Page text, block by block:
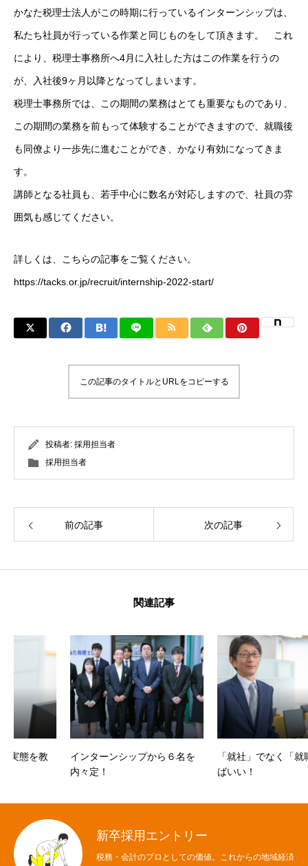
エントリーフォーム
インターンシップ
かなた税理士法人がこの時期に行っているインターンシップは、
私たち社員が行っている作業と同じものをして頂きます。 これ
により、税理士事務所へ4月に入社した方はこの作業を行うの
が、入社後9ヶ月以降となってしまいます。
税理士事務所では、この期間の業務はとても重要なものであり、
この期間の業務を前もって体験することができますので、就職後
も同僚より一歩先に進むことができ、かなり有効になってきま
す。
講師となる社員も、若手中心に数名が対応しますので、社員の雰
囲気も感じてください。
詳しくは、 こちらの記事をご覧ください。
https://tacks.or.jp/recruit/internship-2022-start/
この記事のタイトルとURLをコピーする
投稿者: 採用担当者
採用担当者
前の記事 次の記事
関連記事
インターンシップから６名を
「就社」でなく「就職」すれ
新卒採用エントリー
税務・会計のプロとしての価値。これからの地域経済